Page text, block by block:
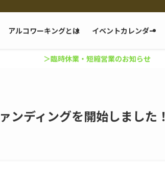
アルコワーキングとは イベントカレンダー
＞臨時休業・短縮営業のお知らせ
ンディングを開始しました！